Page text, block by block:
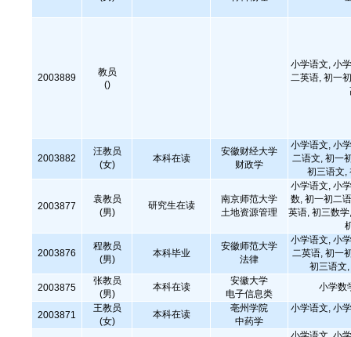
2003889
教员
()
小学语文, 小
二英语, 初一
2003882
汪教员
(女)
本科在读
安徽财经大学
财政学
小学语文, 小
二语文, 初一
初三语文,
2003877
袁教员
(男)
研究生在读
南京师范大学
土地资源管理
小学语文, 小
数, 初一初二
英语, 初三数
2003876
程教员
(男)
本科毕业
安徽师范大学
法律
小学语文, 小
二英语, 初一
初三语文
2003875
张教员
(男)
本科在读
安徽大学
电子信息类
小学数
2003871
王教员
(女)
本科在读
亳州学院
中药学
小学语文, 小